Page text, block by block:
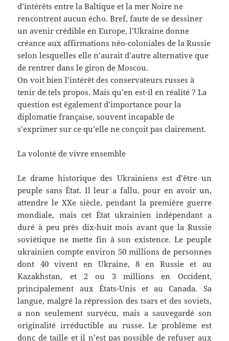
d’intérêts entre la Baltique et la mer Noire ne
rencontrent aucun écho. Bref, faute de se dessiner
un avenir crédible en Europe, l’Ukraine donne
créance aux affirmations néo-coloniales de la Russie
selon lesquelles elle n’aurait d’autre alternative que
de rentrer dans le giron de Moscou.
On voit bien l’intérêt des conservateurs russes à
tenir de tels propos. Mais qu’en est-il en réalité ? La
question est également d’importance pour la
diplomatie française, souvent incapable de
s’exprimer sur ce qu’elle ne conçoit pas clairement.
La volonté de vivre ensemble
Le drame historique des Ukrainiens est d’être un
peuple sans État. Il leur a fallu, pour en avoir un,
attendre le XXe siècle, pendant la première guerre
mondiale, mais cet État ukrainien indépendant a
duré à peu près dix-huit mois avant que la Russie
soviétique ne mette fin à son existence. Le peuple
ukrainien compte environ 50 millions de personnes
dont 40 vivent en Ukraine, 8 en Russie et au
Kazakhstan, et 2 ou 3 millions en Occident,
principalement aux États-Unis et au Canada. Sa
langue, malgré la répression des tsars et des soviets,
a non seulement survécu, mais a sauvegardé son
originalité irréductible au russe. Le problème est
donc de taille et il n’est pas possible de refuser aux